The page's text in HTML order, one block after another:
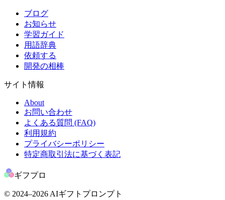
ブログ
お知らせ
学習ガイド
用語辞典
依頼する
開発の相棒
サイト情報
About
お問い合わせ
よくある質問 (FAQ)
利用規約
プライバシーポリシー
特定商取引法に基づく表記
ギフプロ
© 2024–2026AIギフトプロンプト